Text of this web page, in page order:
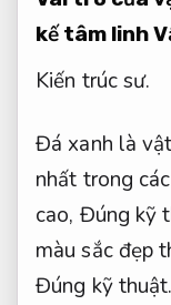
kế tâm linh
Kiến trúc sư.
Đá xanh là
nhất trong
cao, Đúng kỹ
màu sắc đẹp
Đúng kỹ thuật.